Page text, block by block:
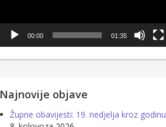
00:00 01:35
Najnovije objave
Župne obavijesti: 19. nedjelja kroz godinu